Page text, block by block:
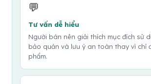
💬
Tư vấn dễ hiểu
Người bán nên giải thích mục đích sử
bảo quản và lưu ý an toàn thay vì chỉ
phẩm.